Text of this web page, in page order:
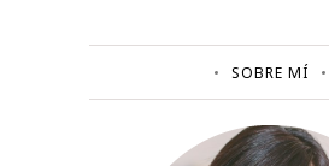
SOBRE MÍ